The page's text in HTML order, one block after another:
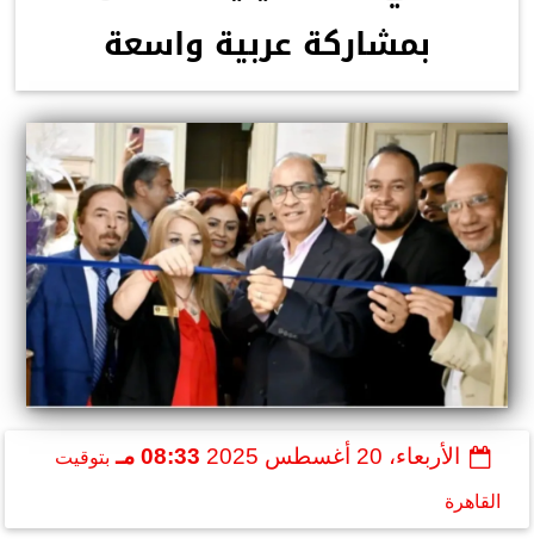
بمشاركة عربية واسعة
الأربعاء، 20 أغسطس 2025 08:33 مـ بتوقيت
القاهرة